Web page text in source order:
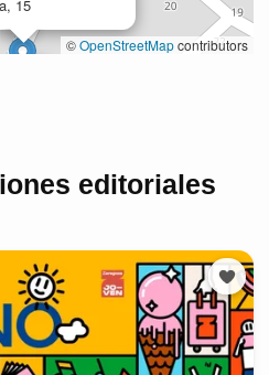
editoriales